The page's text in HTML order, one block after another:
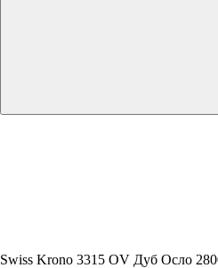
Swiss Krono 3315 OV Дуб Осло